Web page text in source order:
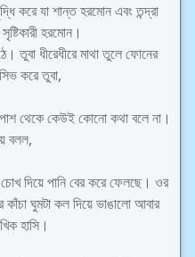
করে যা শান্ত হরমোন এবং তন্দ্রা
হরমোন।
ধীরেধীরে মাথা তুলে ফোনের
করে তুবা,
থেকে কেউই কোনো কথা বলে না।
বলল,
দিয়ে পানি বের করে ফেলছে। ওর
কাঁচা ঘুমটা কল দিয়ে ভাঙালো আবার
হাসি।